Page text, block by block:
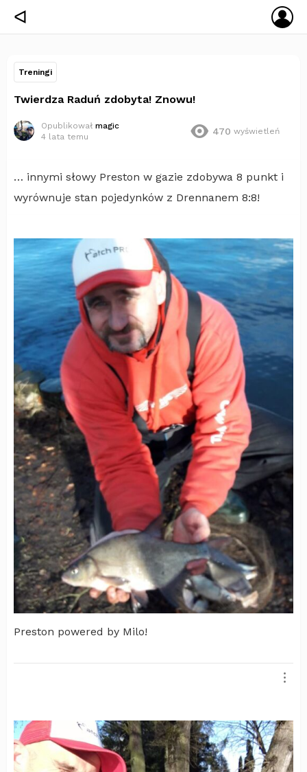
ᐊ
Treningi
Twierdza Raduń zdobyta! Znowu!
Opublikował magic
4 lata temu
470 wyświetleń
… innymi słowy Preston w gazie zdobywa 8 punkt i
wyrównuje stan pojedynków z Drennanem 8:8!
Preston powered by Milo!